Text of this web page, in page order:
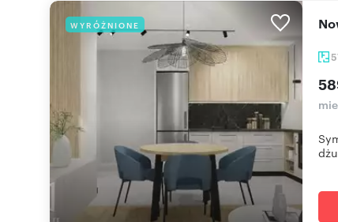
WYRÓŻNIONE